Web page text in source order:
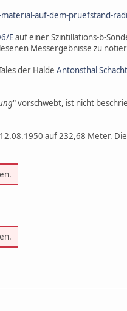
auf-dem-pruefstand-
Eauf einer Szintillations-b-
Messergebnisse zu
der Halde Antonsthal
" vorschwebt, ist nicht
auf 232,68 Meter.